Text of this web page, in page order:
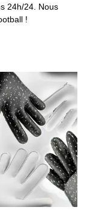
24h/24. Nous
!